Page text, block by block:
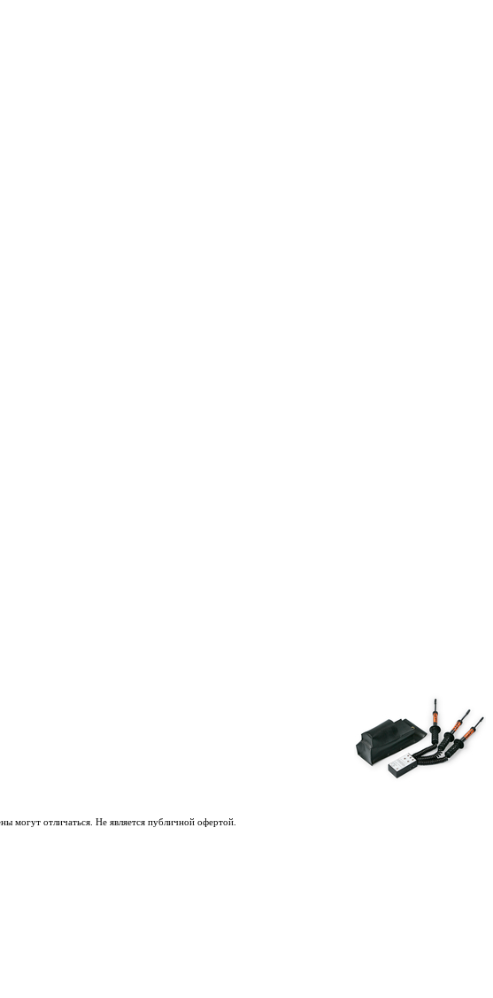
могут отличаться. Не является публичной офертой.